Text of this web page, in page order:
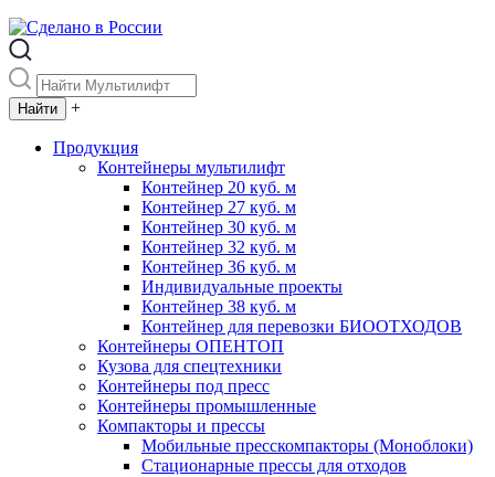
+
Продукция
Контейнеры мультилифт
Контейнер 20 куб. м
Контейнер 27 куб. м
Контейнер 30 куб. м
Контейнер 32 куб. м
Контейнер 36 куб. м
Индивидуальные проекты
Контейнер 38 куб. м
Контейнер для перевозки БИООТХОДОВ
Контейнеры ОПЕНТОП
Кузова для спецтехники
Контейнеры под пресс
Контейнеры промышленные
Компакторы и прессы
Мобильные пресскомпакторы (Моноблоки)
Стационарные прессы для отходов